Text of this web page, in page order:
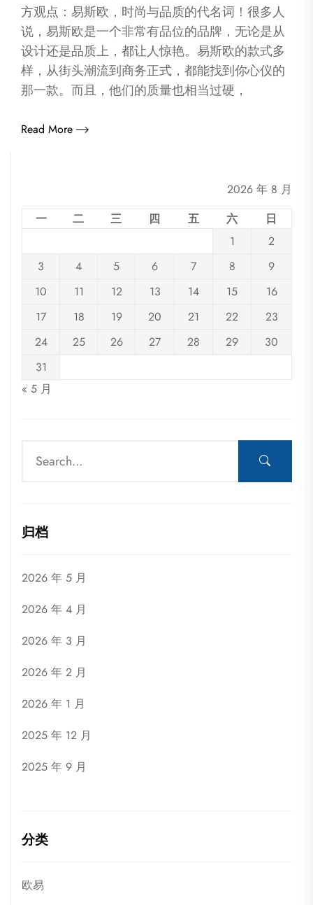
方观点：易斯欧，时尚与品质的代名词！很多人
说，易斯欧是一个非常有品位的品牌，无论是从
设计还是品质上，都让人惊艳。易斯欧的款式多
样，从街头潮流到商务正式，都能找到你心仪的
那一款。而且，他们的质量也相当过硬，
Read More
2026 年 8 月
一
二 三 四 五 六
日
1
2
3
4 5 6 7 8
9
10
11 12 13 14 15
16
17
18 19 20 21 22
23
24
25 26 27 28 29
30
31
« 5 月
归档
2026 年 5 月
2026 年 4 月
2026 年 3 月
2026 年 2 月
2026 年 1 月
2025 年 12 月
2025 年 9 月
分类
欧易